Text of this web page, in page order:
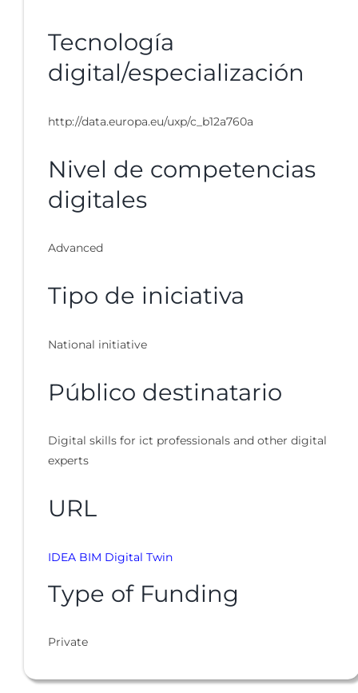
Tecnología
digital/especialización
http://data.europa.eu/uxp/c_b12a760a
Nivel de competencias
digitales
Advanced
Tipo de iniciativa
National initiative
Público destinatario
Digital skills for ict professionals and other digital
experts
URL
IDEA BIM Digital Twin
Type of Funding
Private